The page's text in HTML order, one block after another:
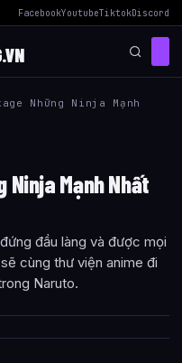
FacebookYoutubeTiktokDiscord
Những Ninja Mạnh
Ninja Mạnh Nhất
đầu làng và được mọi
cùng thư viện anime đi
Naruto.